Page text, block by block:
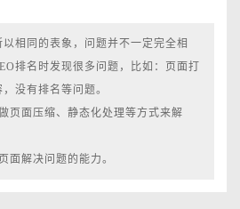
相同的表象，问题并不一定完全相
排名时发现很多问题，比如：页面打
没有排名等问题。
页面压缩、静态化处理等方式来解
面解决问题的能力。